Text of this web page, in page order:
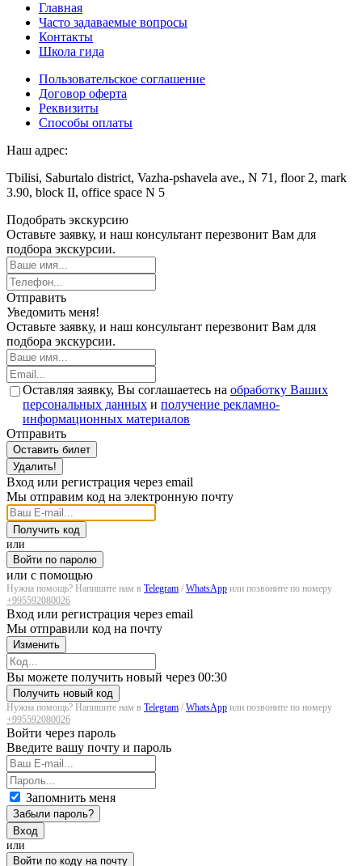
Главная
Часто задаваемые вопросы
Контакты
Школа гида
Пользовательское соглашение
Договор оферта
Реквизиты
Способы оплаты
Наш адрес:
Tbilisi, Saburtalo district, Vazha-pshavela ave., N 71, floor 2, mark
3.90, block II, office space N 5
Подобрать экскурсию
Оставьте заявку, и наш консультант перезвонит Вам для
подбора экскурсии.
Отправить
Уведомить меня!
Оставьте заявку, и наш консультант перезвонит Вам для
подбора экскурсии.
Оставляя заявку, Вы соглашаетесь на обработку Ваших
персональных данных и получение рекламно-
информационных материалов
Отправить
Оставить билет
Удалить!
Вход или регистрация через email
Мы отправим код на электронную почту
Получить код
или
Войти по паролю
или с помощью
Нужна помощь? Напишите нам в Telegram / WhatsApp или позвоните по номеру
+995592080026
Вход или регистрация через email
Мы отправили код на почту
Изменить
Загрузка...
Вы можете получить новый через 00:30
Получить новый код
Нужна помощь? Напишите нам в Telegram / WhatsApp или позвоните по номеру
+995592080026
Войти через пароль
Введите вашу почту и пароль
Запомнить меня
Забыли пароль?
Вход
или
Войти по коду на почту